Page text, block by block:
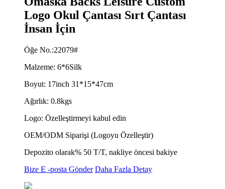
Logo Okul Çantası Sırt Çantası
İnsan İçin
Öğe No.:22079#
Malzeme: 6*6Silk
Boyut: 17inch 31*15*47cm
Ağırlık: 0.8kgs
Logo: Özelleştirmeyi kabul edin
OEM/ODM Siparişi (Logoyu Özelleştir)
Depozito olarak% 50 T/T, nakliye öncesi bakiye
Bize E -posta Gönder Daha Fazla Detay